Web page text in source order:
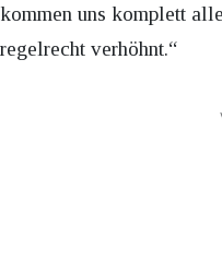
kommen uns komplett
regelrecht verhöhnt.“